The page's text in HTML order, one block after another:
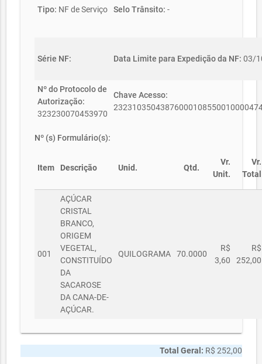
Tipo: NF de Serviço Selo Trânsito: -
Série NF: Data Limite para Expedição da NF: 03/
Nº do Protocolo de
Autorização:
323230070453970
Chave Acesso:
Nº (s) Formulário(s):
Item Descrição Unid. Qtd.
Vr.
Unit.
Vr.
Total
001
AÇÚCAR
CRISTAL
BRANCO,
ORIGEM
VEGETAL,
CONSTITUÍDO
DA
SACAROSE
DA CANA-DE-
AÇÚCAR.
QUILOGRAMA 70.0000
R$
3,60
R$
252,00
Total Geral: R$ 252,00